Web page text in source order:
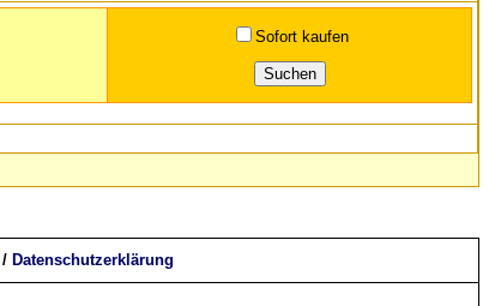
Sofort kaufen
/ Datenschutzerklärung